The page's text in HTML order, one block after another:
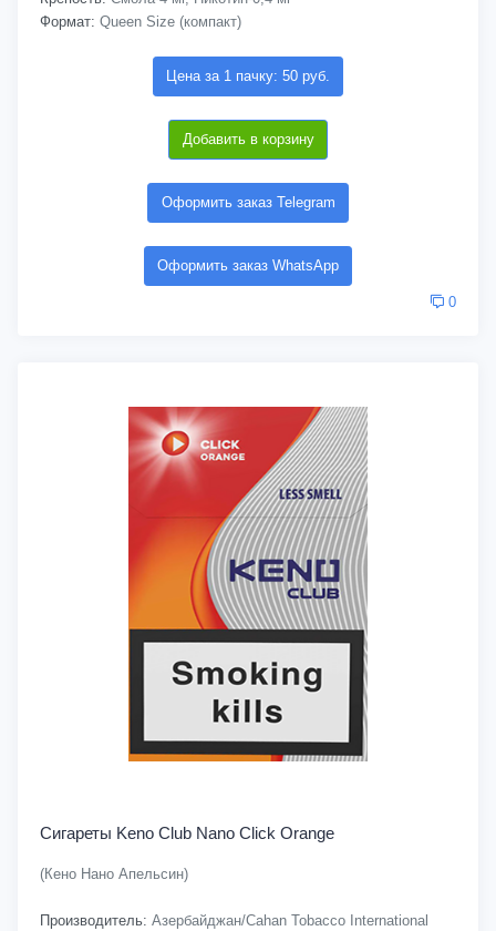
Формат: Queen Size (компакт)
Цена за 1 пачку: 50 руб.
Добавить в корзину
Оформить заказ Telegram
Оформить заказ WhatsApp
0
Сигареты Keno Club Nano Click Orange
(Кено Нано Апельсин)
Производитель: Азербайджан/Cahan Tobacco International